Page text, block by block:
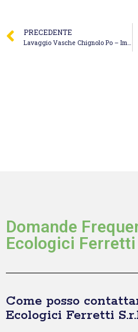
PRECEDENTE
Lavaggio Vasche Chignolo Po – Immobiliare Valdesi Srl
Domande
Ecologici Ferretti
Come posso
Ecologici Ferretti